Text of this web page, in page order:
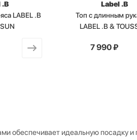
.B
LABEL .B
Label .B
Топ с длинным
LABEL .B &
от7 990 ₽
обеспечивает идеальную посадку и